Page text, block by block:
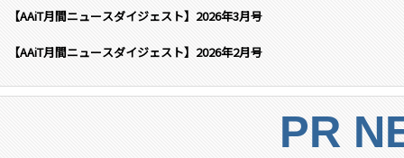
【AAiT月間ニュースダイジェスト】2026年3月号
【AAiT月間ニュースダイジェスト】2026年2月号
PR